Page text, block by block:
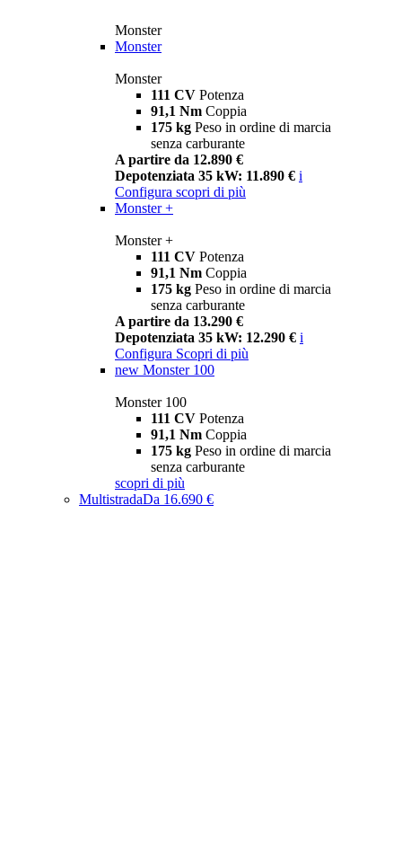
Monster
Monster
Monster
111 CV Potenza
91,1 Nm Coppia
175 kg Peso in ordine di marcia
senza carburante
A partire da 12.890 €
Depotenziata 35 kW: 11.890 € i
Configura scopri di più
Monster +
Monster +
111 CV Potenza
91,1 Nm Coppia
175 kg Peso in ordine di marcia
senza carburante
A partire da 13.290 €
Depotenziata 35 kW: 12.290 € i
Configura Scopri di più
new Monster 100
Monster 100
111 CV Potenza
91,1 Nm Coppia
175 kg Peso in ordine di marcia
senza carburante
scopri di più
MultistradaDa 16.690 €